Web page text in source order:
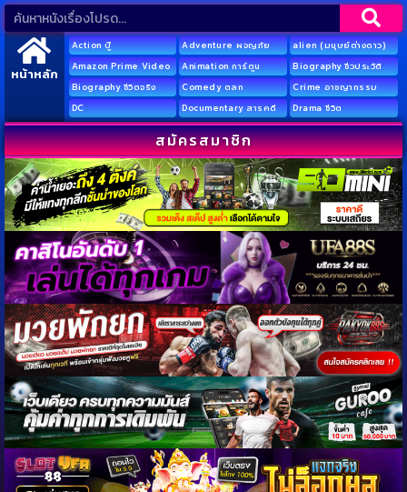
หน้าหลัก
Action บู๊ Adventure ผจญภัย
alien (มนุษย์ต่างดาว)
Amazon Prime Video
Animation การ์ตูน
Biography ชีวประวัติ
Biography ชีวิตจริง
Comedy ตลก
Crime อาชญากรรม
DC
Documentary สารคดี Drama ชีวิต
สมัครสมาชิก